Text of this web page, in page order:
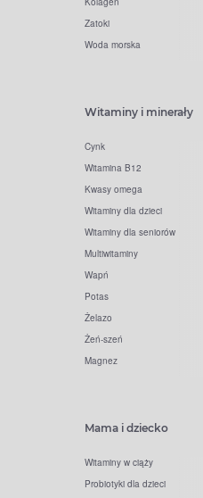
Zatoki
Woda morska
Witaminy i minerały
Cynk
Witamina B12
Kwasy omega
Witaminy dla dzieci
Witaminy dla seniorów
Multiwitaminy
Wapń
Potas
Żelazo
Żeń-szeń
Magnez
Mama i dziecko
Witaminy w ciąży
Probiotyki dla dzieci